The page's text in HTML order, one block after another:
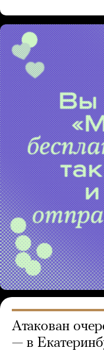
Атакован
— в